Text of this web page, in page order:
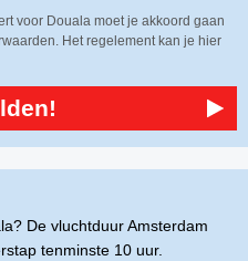
voor Douala moet je akkoord gaan
Het regelement kan je hier
De vluchtduur Amsterdam
tenminste 10 uur.